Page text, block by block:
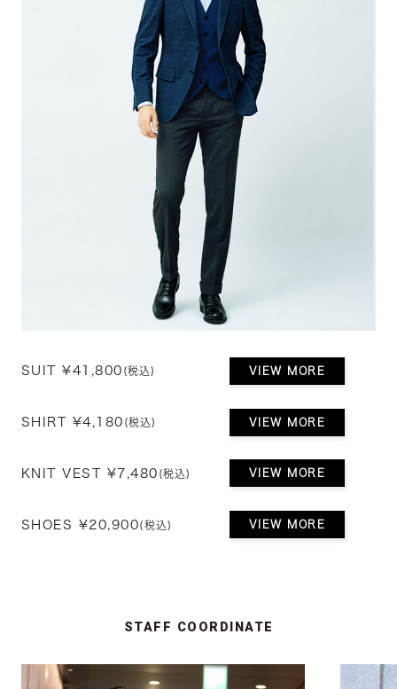
SUIT ¥41,800 (税込) VIEW MORE
SHIRT ¥4,180 (税込) VIEW MORE
KNIT VEST ¥7,480 (税込) VIEW MORE
SHOES ¥20,900(税込) VIEW MORE
STAFF COORDINATE